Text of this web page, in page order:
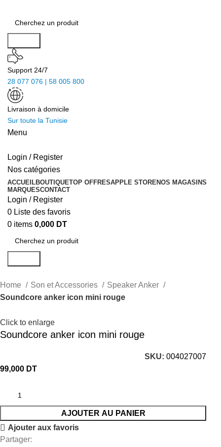
Support 24/7
28 077 076 | 58 005 800
Livraison à domicile
Sur toute la Tunisie
Menu
Login / Register
Nos catégories
ACCUEILBOUTIQUETOP OFFRESAPPLE STORENOS MAGASINS
MARQUESCONTACT
Login / Register
0 Liste des favoris
0 items 0,000 DT
Home Son et Accessories
Speaker Anker
Soundcore anker icon mini rouge
Click to enlarge
Soundcore anker icon mini rouge
SKU:004027007
99,000 DT
AJOUTER AU PANIER
Ajouter aux favoris
Partager: